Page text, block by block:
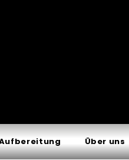
Aufbereitung Über uns